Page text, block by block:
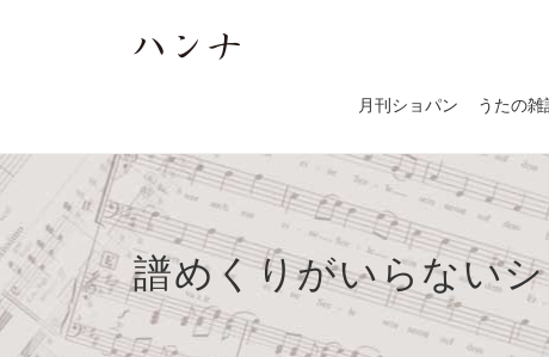
月刊ショパン うたの
譜めくりがいらない